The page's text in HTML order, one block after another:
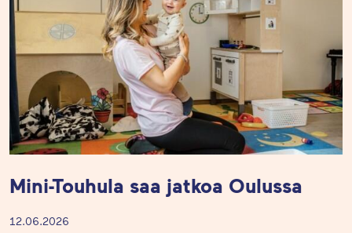
Mini-Touhula saa jatkoa Oulussa
12.06.2026